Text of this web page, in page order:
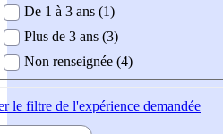
De 1 à 3 ans (1)
Plus de 3 ans (3)
Non renseignée (4)
le filtre de l'expérience demandée